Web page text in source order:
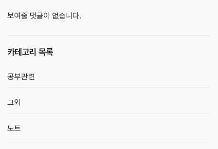
보여줄 댓글이 없습니다.
카테고리 목록
공부관련
그외
노트